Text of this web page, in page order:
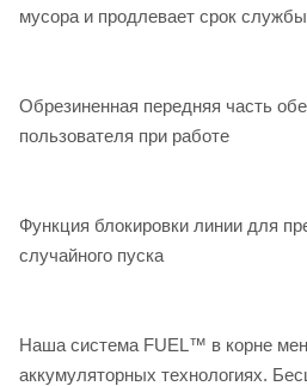
мусора и продлевает срок
Обрезиненная передняя часть
пользователя при работе
Функция блокировки линии для
случайного пуска
Наша система FUEL™ в корне
аккумуляторных технологиях.